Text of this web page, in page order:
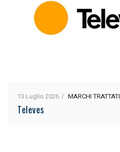
13 Luglio 2026 MARCHI TRATTATI
Televes